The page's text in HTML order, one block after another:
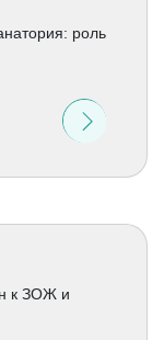
роль
к ЗОЖ и